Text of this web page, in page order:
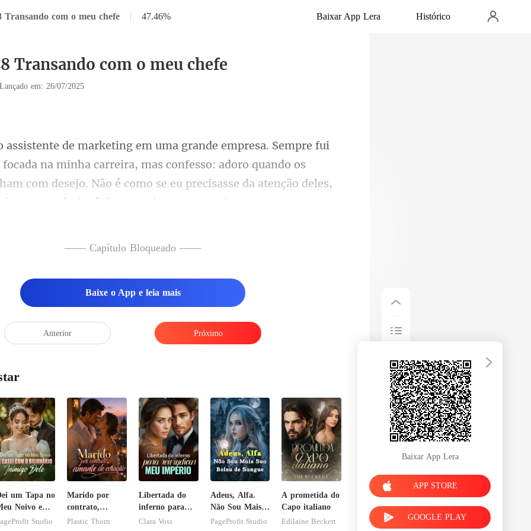
Transando com o meu chefe | 47.46% Baixar App Lera Histórico
Transando com o meu chefe
Lançado em: 26/07/2025
a na minha carreira, mas confesso: adoro quando os
com desejo. Não é como s
—— Capítulo Bloqueado ——
Baixe o App e leia mais
Anterior Próximo
um Tapa no
Noivo e
com oStudio
Marido por
contrato,
amante de
Plastic Thorn
Libertada do
inferno para
reivindicar meu
Clara Voss
Adeus, Alfa.
Não Sou Mais
Sua Bolsa de
PageProfit Studio
A prometida do
Capo italiano
Edilaine Beckert
Baixar App Lera
APP STORE
GOOGLE PLAY